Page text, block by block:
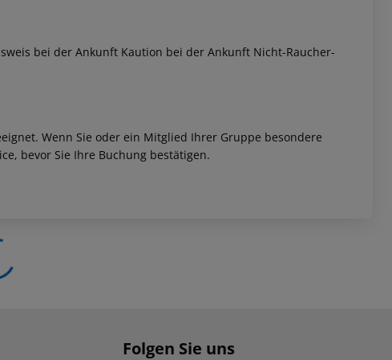
bei der Ankunft Kaution bei der Ankunft Nicht-Raucher-
Wenn Sie oder ein Mitglied Ihrer Gruppe besondere
bevor Sie Ihre Buchung bestätigen.
Folgen Sie uns